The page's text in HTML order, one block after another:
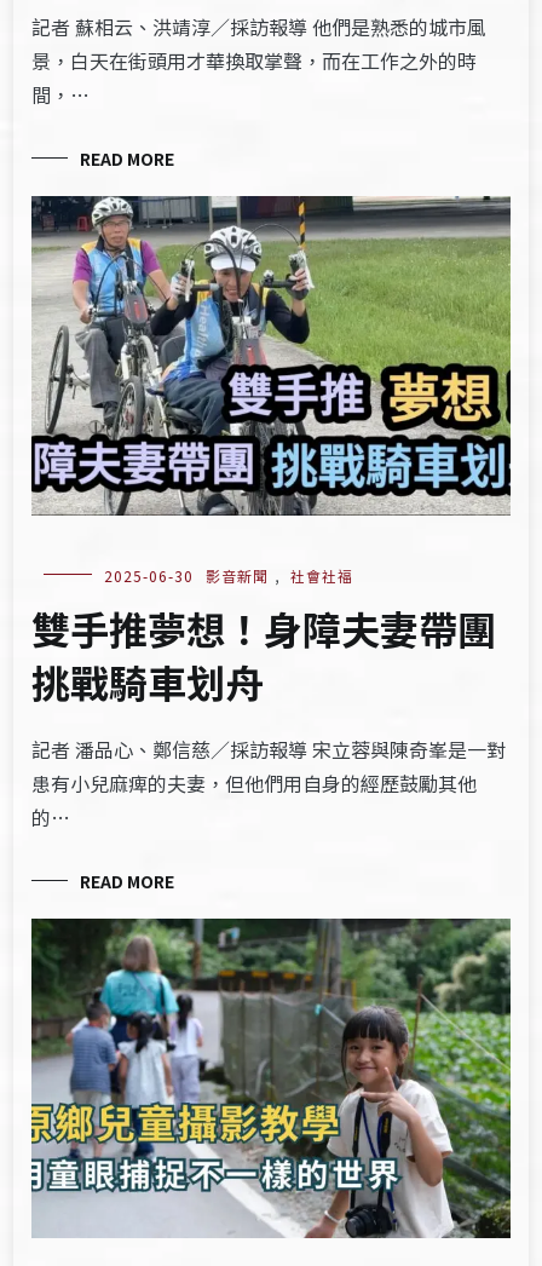
記者 蘇相云、洪靖淳／採訪報導 他們是熟悉的城市風
景，白天在街頭用才華換取掌聲，而在工作之外的時
間，…
READ MORE
2025-06-30 影音新聞 , 社會社福
雙手推夢想！身障夫妻帶團
挑戰騎車划舟
記者 潘品心、鄭信慈／採訪報導 宋立蓉與陳奇峯是一對
患有小兒麻痺的夫妻，但他們用自身的經歷鼓勵其他
的…
READ MORE